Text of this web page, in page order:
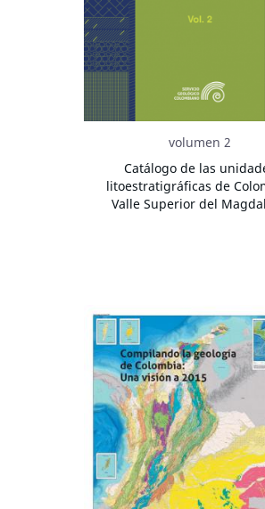
volumen 2
Catálogo de las
litoestratigráficas de
Valle Superior del